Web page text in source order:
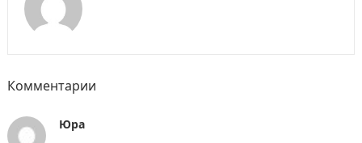
Комментарии
Юра